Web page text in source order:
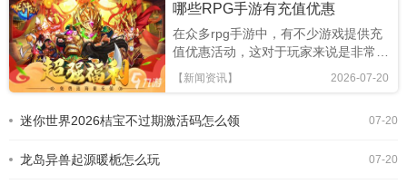
哪些RPG手游有充值优惠
在众多rpg手游中，有不少游戏提供充
值优惠活动，这对于玩家来说是非常不
错的福利。以下为大家介绍几款有充值
优惠且深受玩家喜爱的rpg手游及相关
首充等活动。攻略：游戏前期，跟着主
2026-07-20
【新闻资讯】
07-20
迷你世界2026桔宝不过期激活码怎么领
07-20
龙岛异兽起源暖栀怎么玩